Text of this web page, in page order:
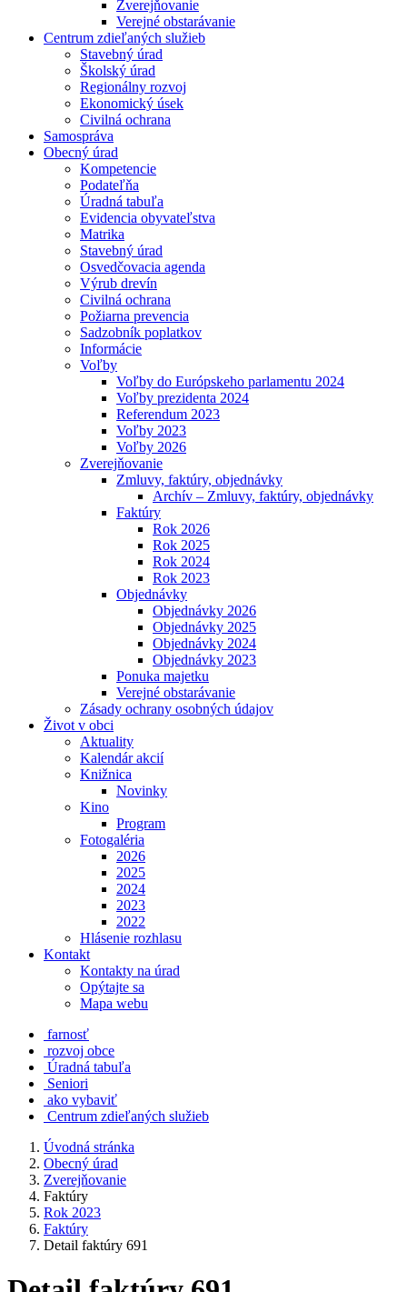
Zverejňovanie
Verejné obstarávanie
Centrum zdieľaných služieb
Stavebný úrad
Školský úrad
Regionálny rozvoj
Ekonomický úsek
Civilná ochrana
Samospráva
Obecný úrad
Kompetencie
Podateľňa
Úradná tabuľa
Evidencia obyvateľstva
Matrika
Stavebný úrad
Osvedčovacia agenda
Výrub drevín
Civilná ochrana
Požiarna prevencia
Sadzobník poplatkov
Informácie
Voľby
Voľby do Európskeho parlamentu 2024
Voľby prezidenta 2024
Referendum 2023
Voľby 2023
Voľby 2026
Zverejňovanie
Zmluvy, faktúry, objednávky
Archív – Zmluvy, faktúry, objednávky
Faktúry
Rok 2026
Rok 2025
Rok 2024
Rok 2023
Objednávky
Objednávky 2026
Objednávky 2025
Objednávky 2024
Objednávky 2023
Ponuka majetku
Verejné obstarávanie
Zásady ochrany osobných údajov
Život v obci
Aktuality
Kalendár akcií
Knižnica
Novinky
Kino
Program
Fotogaléria
2026
2025
2024
2023
2022
Hlásenie rozhlasu
Kontakt
Kontakty na úrad
Opýtajte sa
Mapa webu
farnosť
rozvoj obce
Úradná tabuľa
Seniori
ako vybaviť
Centrum zdieľaných služieb
Úvodná stránka
Obecný úrad
Zverejňovanie
Faktúry
Rok 2023
Faktúry
Detail faktúry 691